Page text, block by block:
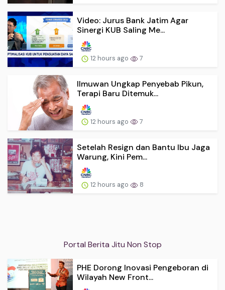
Video: Jurus Bank Jatim Agar
Sinergi KUB Saling Me...
12 hours ago 7
Ilmuwan Ungkap Penyebab Pikun,
Terapi Baru Ditemuk...
12 hours ago 7
Setelah Resign dan Bantu Ibu Jaga
Warung, Kini Pem...
12 hours ago 8
Portal Berita Jitu Non Stop
PHE Dorong Inovasi Pengeboran di
Wilayah New Front...